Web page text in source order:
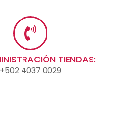
TIENDAS:
+502 4037 0029